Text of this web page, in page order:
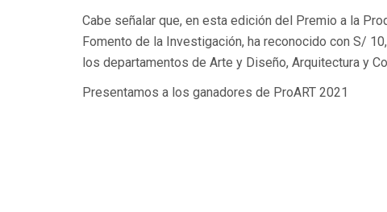
Cabe señalar que, en esta edición del Premio a la
Fomento de la Investigación, ha reconocido con S/
los departamentos de Arte y Diseño, Arquitectura y
Presentamos a los ganadores de ProART 2021